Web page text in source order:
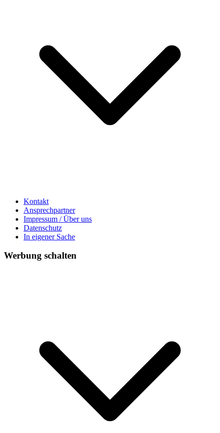
Kontakt
Ansprechpartner
Impressum / Über uns
Datenschutz
In eigener Sache
Werbung schalten